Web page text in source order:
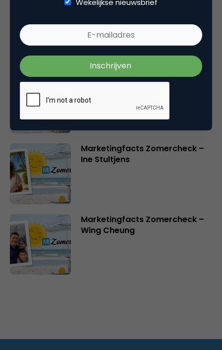
Marketingfacts Zomercheck –
Marketingfacts Zomercheck –
Marketingfacts Zomercheck –
Ine Stultjens
Marketingfacts Zomercheck –
Wing Cheung
Wekelijkse nieuwsbrief